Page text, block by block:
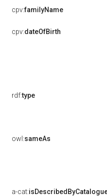
cpv:familyName
cpv:dateOfBirth
rdf:type
owl:sameAs
a-cat: